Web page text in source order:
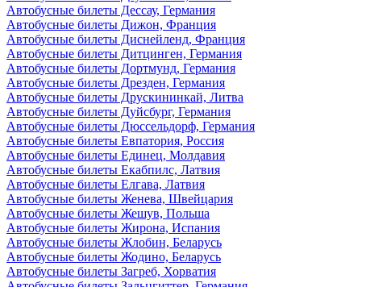
Автобусные билеты Дессау, Германия
Автобусные билеты Дижон, Франция
Автобусные билеты Диснейленд, Франция
Автобусные билеты Дитцинген, Германия
Автобусные билеты Дортмунд, Германия
Автобусные билеты Дрезден, Германия
Автобусные билеты Друскининкай, Литва
Автобусные билеты Дуйсбург, Германия
Автобусные билеты Дюссельдорф, Германия
Автобусные билеты Евпатория, Россия
Автобусные билеты Единец, Молдавия
Автобусные билеты Екабпилс, Латвия
Автобусные билеты Елгава, Латвия
Автобусные билеты Женева, Швейцария
Автобусные билеты Жешув, Польша
Автобусные билеты Жирона, Испания
Автобусные билеты Жлобин, Беларусь
Автобусные билеты Жодино, Беларусь
Автобусные билеты Загреб, Хорватия